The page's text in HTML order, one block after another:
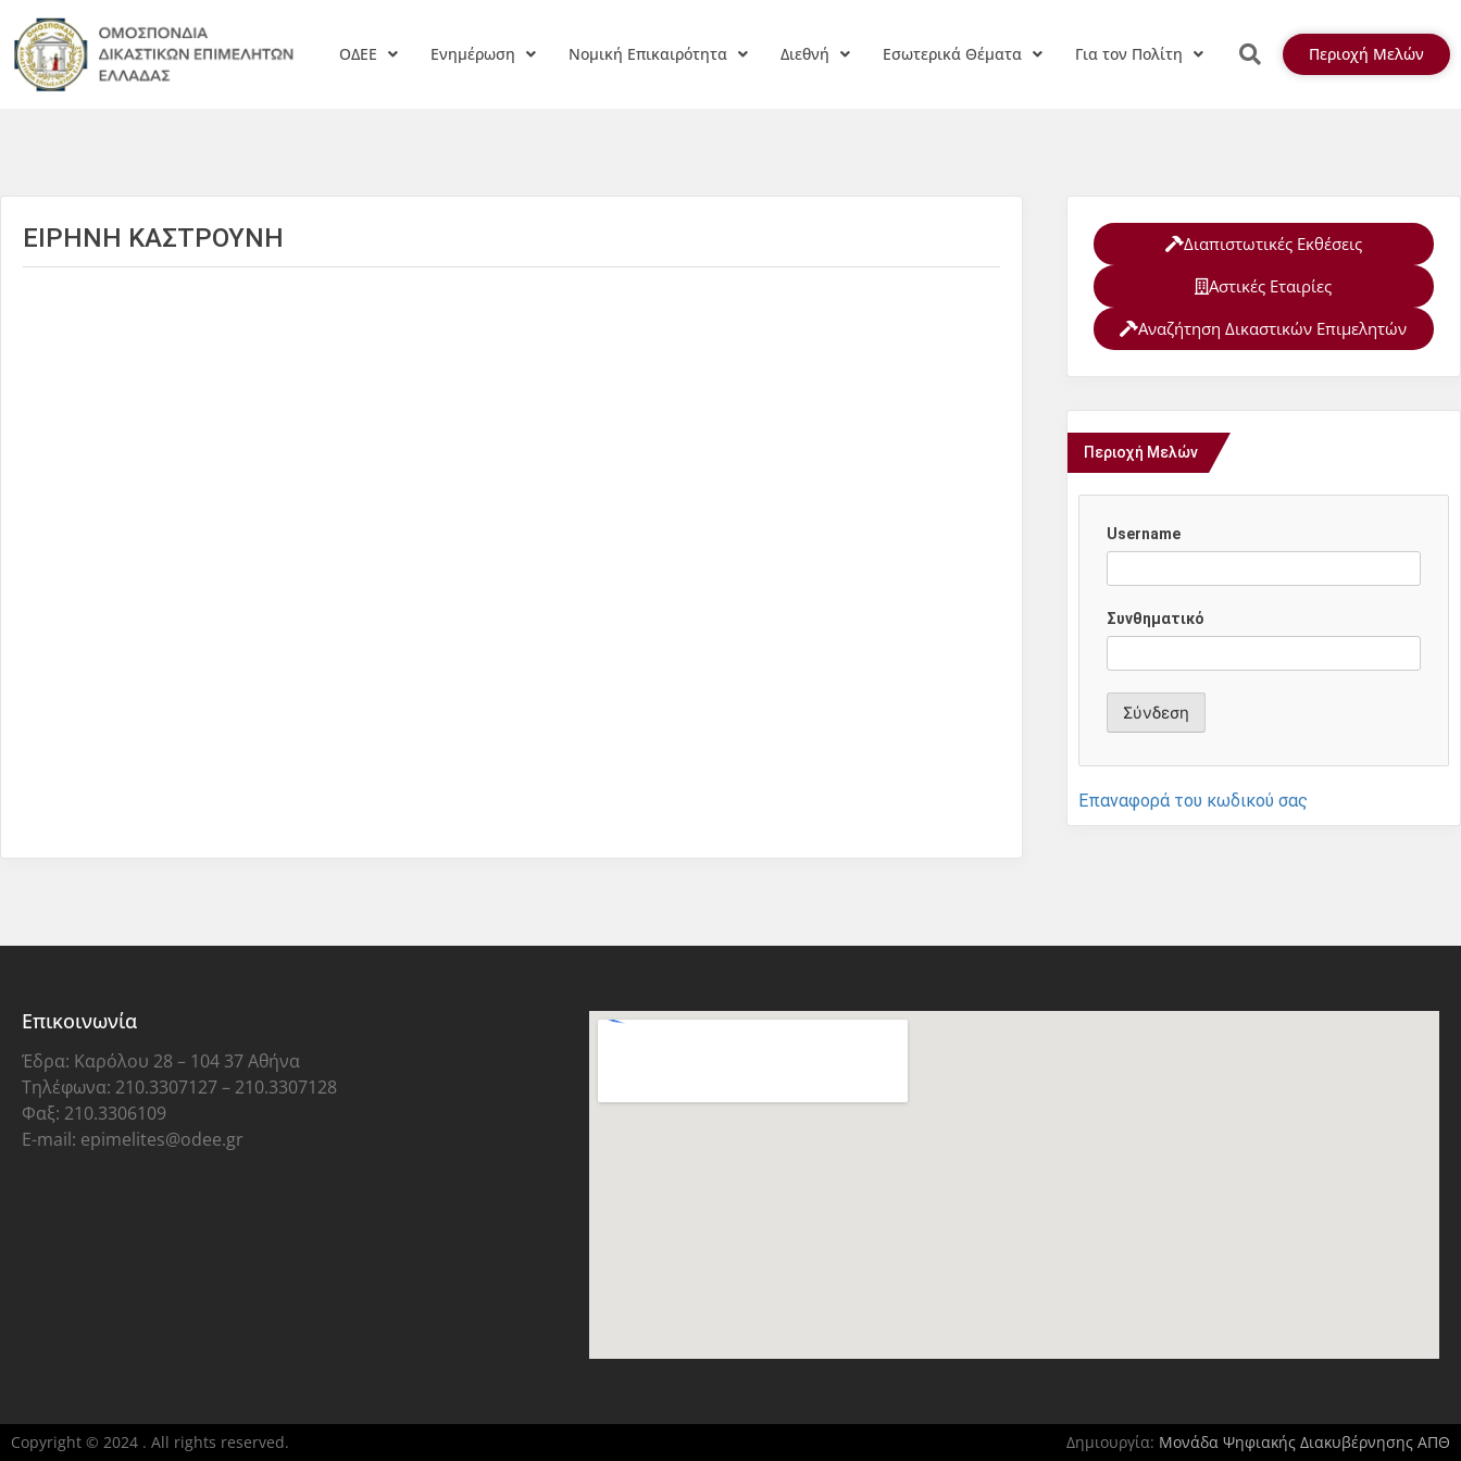
ΟΔΕΕ Ενημέρωση Νομική Επικαιρότητα Διεθνή Εσωτερικά Θέματα Για τον Πολίτη Περιοχή Μελών
ΕΙΡΗΝΗ ΚΑΣΤΡΟΥΝΗ
Διαπιστωτικές Εκθέσεις
Αστικές Εταιρίες
Αναζήτηση Δικαστικών Επιμελητών
Περιοχή Μελών
Username
Συνθηματικό
Επαναφορά του κωδικού σας
Επικοινωνία
Έδρα: Καρόλου 28 – 104 37 Αθήνα
Τηλέφωνα: 210.3307127 – 210.3307128
Φαξ: 210.3306109
E-mail: epimelites@odee.gr
Copyright © 2024 . All rights reserved. Δημιουργία: Μονάδα Ψηφιακής Διακυβέρνησης ΑΠΘ